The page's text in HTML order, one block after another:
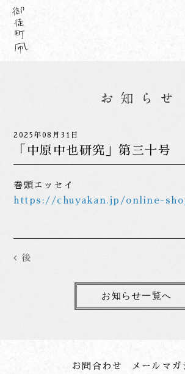
2025年08月31日
「中原中也研究」第三十号
巻頭エッセイ
https://chuyakan.jp/online-
後
お知らせ一覧へ
お問合わせ メールマガ